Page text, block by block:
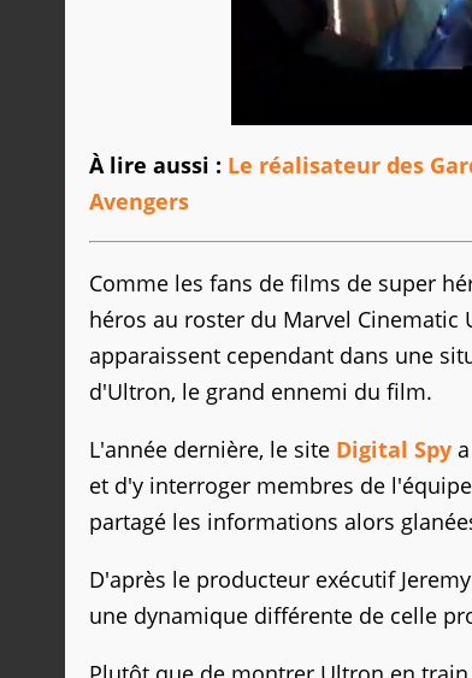
À lire aussi : Le réalisateur des
Avengers
Comme les fans de films de super
héros au roster du Marvel Cinematic
apparaissent cependant dans une
d'Ultron, le grand ennemi du film.
L'année dernière, le site Digital Spy
et d'y interroger membres de
partagé les informations alors
D'après le producteur exécutif
une dynamique différente de celle